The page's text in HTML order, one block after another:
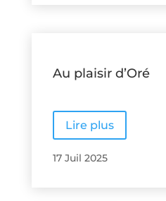
Au plaisir d’Oré
Lire plus
17 Juil 2025